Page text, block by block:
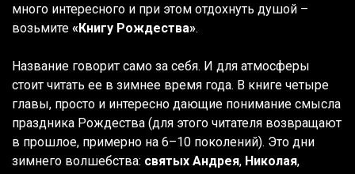
много интересного и при этом отдохнуть душой –
возьмите «Книгу Рождества».
Название говорит само за себя. И для атмосферы
стоит читать ее в зимнее время года. В книге четыре
главы, просто и интересно дающие понимание смысла
праздника Рождества (для этого читателя возвращают
в прошлое, примерно на 6–10 поколений). Это дни
зимнего волшебства: святых Андрея, Николая,